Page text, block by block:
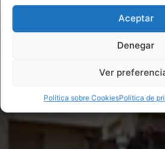
Aceptar
Denegar
Ver
Política sobre CookiesPolítica de